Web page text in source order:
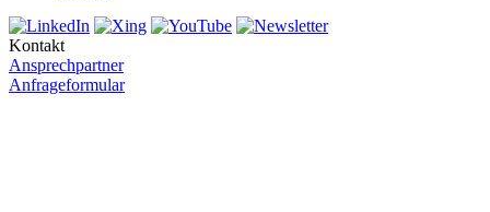
Kontakt
Ansprechpartner
Anfrageformular